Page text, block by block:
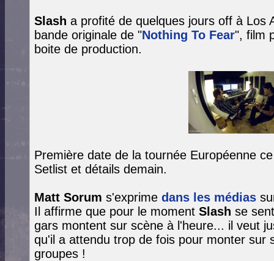
Slash a profité de quelques jours off à Los
bande originale de "Nothing To Fear", film
boite de production.
Première date de la tournée Européenne
Setlist et détails demain.
Matt Sorum s'exprime dans les médias
Il affirme que pour le moment Slash se
gars montent sur scène à l'heure... il veut
qu'il a attendu trop de fois pour monter sur
groupes !